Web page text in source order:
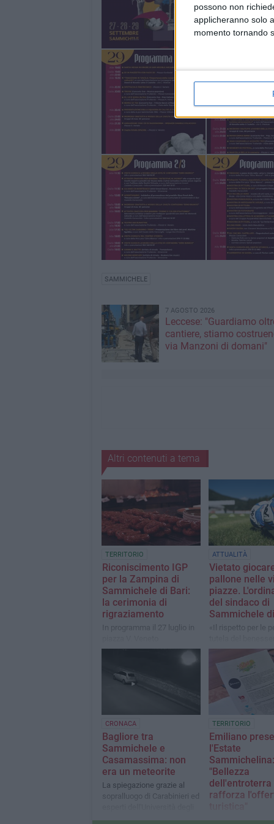
possono non
applicheranno solo
momento tornando
SAMMICHELE
7 AGOSTO 2026
Leccese: "Guardiamo
cantiere, stiamo
via Manzoni di domani"
Altri contenuti a tema
TERRITORIO
Riconiscimento IGP
per la Zampina di
Sammichele di Bari:
la cerimonia di
rigraziamento
In programma il 27 luglio in
ATTUALITÀ
Vietato
pallone nelle
piazze.
del sindaco di
Sammichele
«Il rispetto per le
beni pubblici non
essere messi in
discussione»
CRONACA
Bagliore tra
Sammichele e
Casamassima: non
era un meteorite
La spiegazione grazie al
sopralluogo di Carabinieri ed
TERRITORIO
Emiliano
l'Estate
Sammichelina:
"Bellezza
dell'entroterra
rafforza
Presentata oggi